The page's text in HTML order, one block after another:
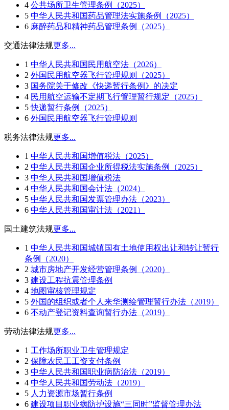
4 公共场所卫生管理条例（2025）
5 中华人民共和国药品管理法实施条例（2025）
6 麻醉药品和精神药品管理条例（2025）
交通法律法规更多...
1 中华人民共和国民用航空法（2026）
2 外国民用航空器飞行管理规则（2025）
3 国务院关于修改《快递暂行条例》的决定
4 民用航空运输不定期飞行管理暂行规定（2025）
5 快递暂行条例（2025）
6 外国民用航空器飞行管理规则
税务法律法规更多...
1 中华人民共和国增值税法（2025）
2 中华人民共和国企业所得税法实施条例（2025）
3 中华人民共和国增值税法
4 中华人民共和国会计法（2024）
5 中华人民共和国发票管理办法（2023）
6 中华人民共和国审计法（2021）
国土建筑法规更多...
1 中华人民共和国城镇国有土地使用权出让和转让暂行
条例（2020）
2 城市房地产开发经营管理条例（2020）
3 建设工程抗震管理条例
4 地图审核管理规定
5 外国的组织或者个人来华测绘管理暂行办法（2019）
6 不动产登记资料查询暂行办法（2019）
劳动法律法规更多...
1 工作场所职业卫生管理规定
2 保障农民工工资支付条例
3 中华人民共和国职业病防治法（2019）
4 中华人民共和国劳动法（2019）
5 人力资源市场暂行条例
6 建设项目职业病防护设施“三同时”监督管理办法